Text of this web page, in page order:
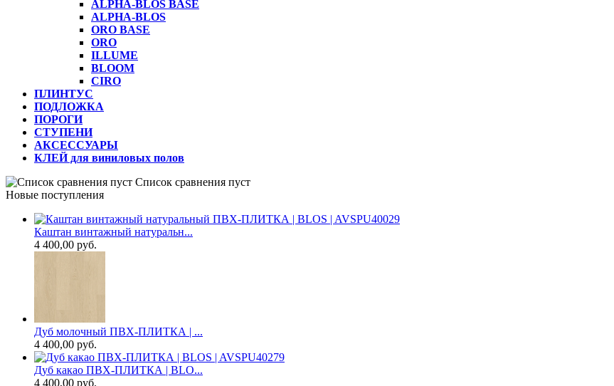
ALPHA-BLOS BASE
ALPHA-BLOS
ORO BASE
ORO
ILLUME
BLOOM
CIRO
ПЛИНТУС
ПОДЛОЖКА
ПОРОГИ
СТУПЕНИ
АКСЕССУАРЫ
КЛЕЙ для виниловых полов
Список сравнения пуст
Новые поступления
Каштан винтажный натуральн...
4 400,00 руб.
Дуб молочный ПВХ-ПЛИТКА | ...
4 400,00 руб.
Дуб какао ПВХ-ПЛИТКА | BLO...
4 400,00 руб.